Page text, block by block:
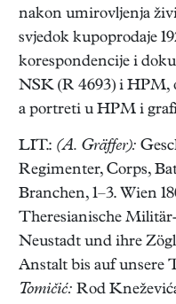
nakon umirovljenja
svjedok kupoprodaje
korespondencije i
NSK (R 4693) i HPM,
a portreti u HPM i
LIT.: (A. Gräffer):
Regimenter, Corps,
Branchen, 1–3. Wien
Theresianische
Neustadt und ihre
Anstalt bis auf unsere
Tomičić: Rod